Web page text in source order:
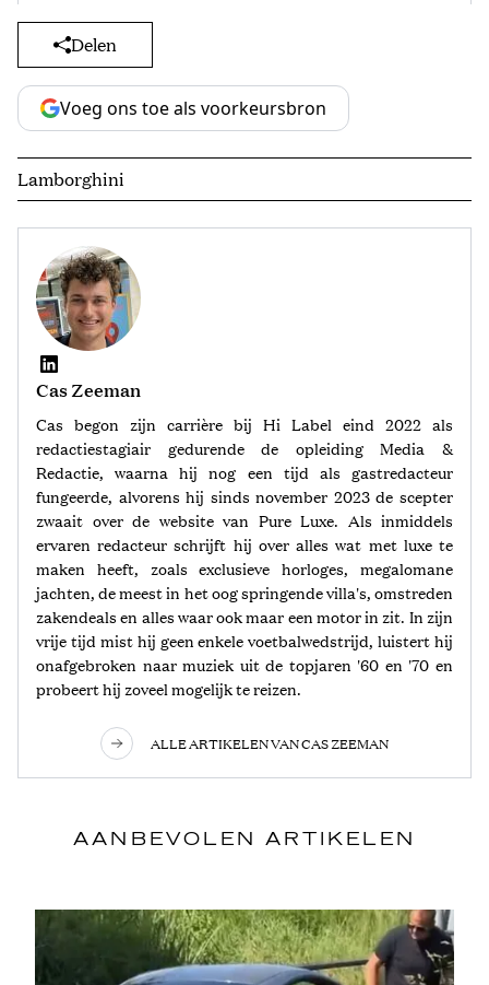
Delen
Voeg ons toe als voorkeursbron
Lamborghini
Cas Zeeman
Cas begon zijn carrière bij Hi Label eind 2022 als
redactiestagiair gedurende de opleiding Media &
Redactie, waarna hij nog een tijd als gastredacteur
fungeerde, alvorens hij sinds november 2023 de scepter
zwaait over de website van Pure Luxe. Als inmiddels
ervaren redacteur schrijft hij over alles wat met luxe te
maken heeft, zoals exclusieve horloges, megalomane
jachten, de meest in het oog springende villa's, omstreden
zakendeals en alles waar ook maar een motor in zit. In zijn
vrije tijd mist hij geen enkele voetbalwedstrijd, luistert hij
onafgebroken naar muziek uit de topjaren '60 en '70 en
probeert hij zoveel mogelijk te reizen.
ALLE ARTIKELEN VAN CAS ZEEMAN
AANBEVOLEN ARTIKELEN